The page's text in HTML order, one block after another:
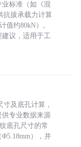
标准（如《混
抗拔承载力计算
值约80kN）。
议，适用于工
及底孔计算，
专业数据来源
底孔尺寸的常
），并